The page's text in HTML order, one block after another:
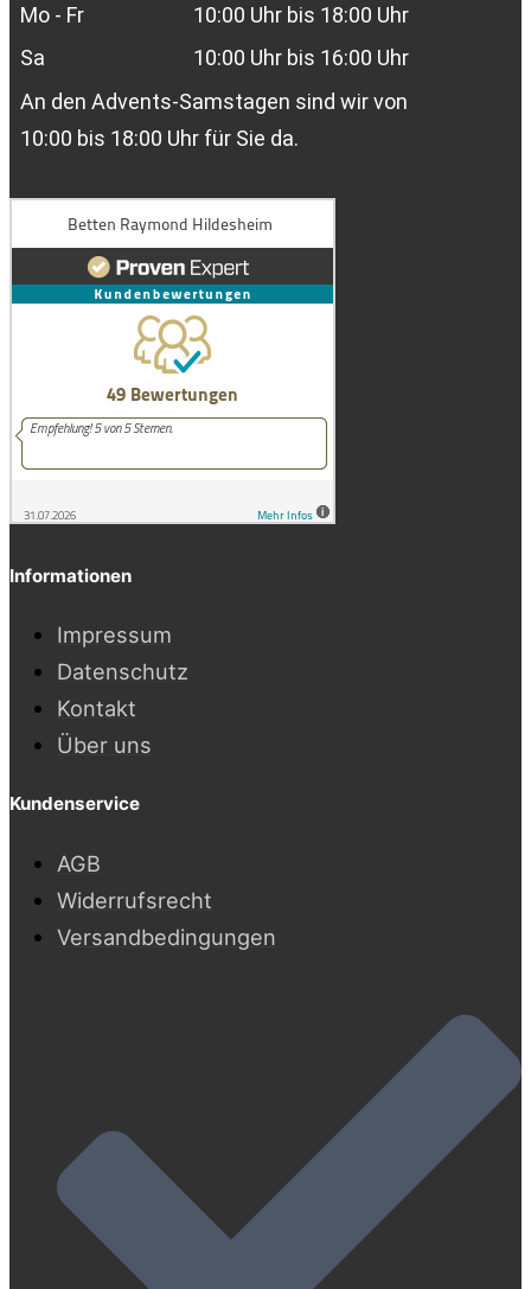
Mo - Fr
10:00 Uhr bis 18:00 Uhr
Sa
10:00 Uhr bis 16:00 Uhr
An den Advents-Samstagen sind wir von
10:00 bis 18:00 Uhr für Sie da.
Informationen
Impressum
Datenschutz
Kontakt
Über uns
Kundenservice
AGB
Widerrufsrecht
Versandbedingungen